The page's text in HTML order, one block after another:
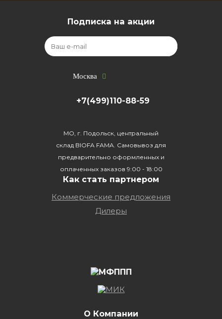
Подписка на акции
Москва
+7(499)110-88-59
МО, г. Подольск, центральный
склад BIOFA FAMA. Самовывоз для
предварительно оформленных и
оплаченных заказов 9:00 - 18:00
Как стать партнером
Коммерческие предложения
Дилеры
О Компании